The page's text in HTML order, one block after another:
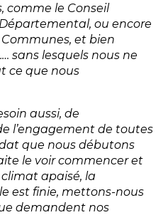
comme le Conseil
ou encore
et bien
sans lesquels nous ne
ce que nous
aussi, de
l’engagement de toutes
que nous débutons
le voir commencer et
apaisé, la
est finie, mettons-nous
demandent nos